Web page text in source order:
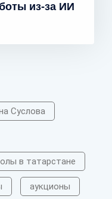
из-за ИИ
Суслова
в татарстане
аукционы